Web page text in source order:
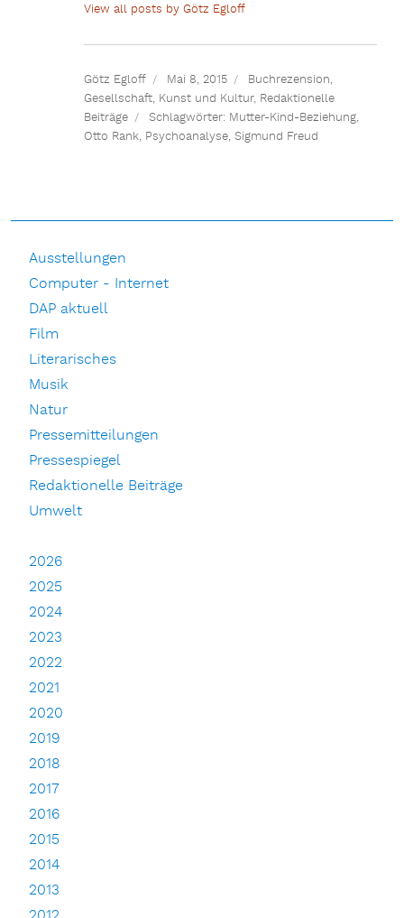
View all posts by Götz Egloff
Götz Egloff Mai 8, 2015 Buchrezension,
Gesellschaft, Kunst und Kultur, Redaktionelle
Beiträge
Schlagwörter: Mutter-Kind-Beziehung,
Otto Rank, Psychoanalyse, Sigmund Freud
Ausstellungen
Computer - Internet
DAP aktuell
Film
Literarisches
Musik
Natur
Pressemitteilungen
Pressespiegel
Redaktionelle Beiträge
Umwelt
2026
2025
2024
2023
2022
2021
2020
2019
2018
2017
2016
2015
2014
2013